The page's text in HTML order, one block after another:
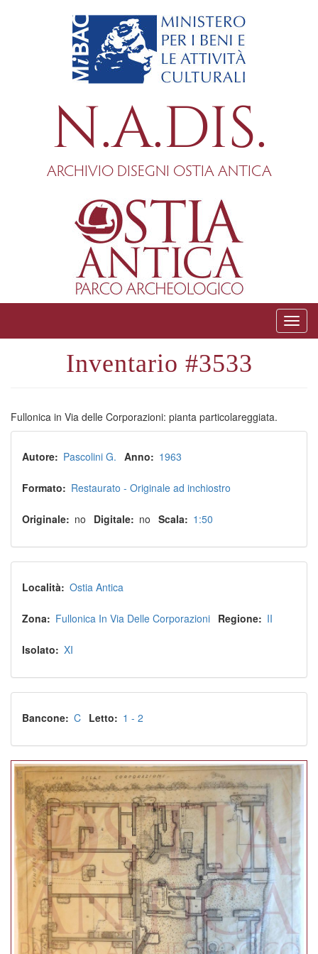
N.A.DIS.
ARCHIVIO DISEGNI OSTIA ANTICA
3533
Fullonica in Via delle Corporazioni: pianta particolareggiata.
Autore Pascolini G. Anno 1963
Formato Restaurato - Originale ad inchiostro
Originale no Digitale no Scala 1:50
Località Ostia Antica
Zona Fullonica In Via Delle Corporazioni Regione II
Isolato XI
Bancone C Letto 1 - 2